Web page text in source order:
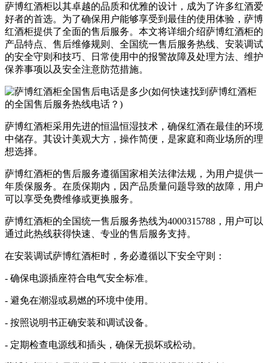
萨博红酒柜以其卓越的品质和优雅的设计，成为了许多红酒爱
好者的首选。为了确保用户能够享受到最佳的使用体验，萨博
红酒柜提供了全面的售后服务。本文将详细介绍萨博红酒柜的
产品特点、售后维修规则、全国统一售后服务热线、安装调试
的安全守则和技巧、日常使用中的报警故障及处理方法、维护
保养事项以及安全注意防范措施。
萨博红酒柜采用先进的恒温恒湿技术，确保红酒在最佳的环境
中储存。其设计美观大方，操作简便，是家庭和商业场所的理
想选择。
萨博红酒柜的售后服务遵循国家相关法律法规，为用户提供一
年质保服务。在质保期内，因产品质量问题导致的故障，用户
可以享受免费维修或更换服务。
萨博红酒柜的全国统一售后服务热线为4000315788，用户可以
通过此热线获得快速、专业的售后服务支持。
在安装调试萨博红酒柜时，务必遵循以下安全守则：
- 确保电源插座符合电气安全标准。
- 避免在潮湿或易燃的环境中使用。
- 按照说明书正确安装和调试设备。
- 定期检查电源线和插头，确保无损坏或松动。